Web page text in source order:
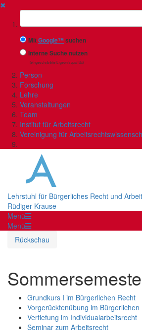
✖
Suchbegriff
MitGoogle™suchen
Interne Suche nutzen
(eingeschränkte Ergebnisqualität)
Person
Forschung
Lehre
Veranstaltungen
Team
Institut für Arbeitsrecht
Vereinigung für
Lehrstuhl für Bürgerliches Recht und
Rüdiger Krause
Menü
Menü
Rückschau
Grundkurs I im Bürgerlichen Recht
Vorgerücktenübung im Bürgerlichen
Vertiefung im Individualarbeitsrecht
Seminar zum Arbeitsrecht